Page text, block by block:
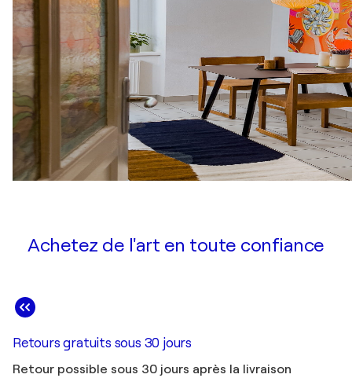
Achetez de l'art en toute confiance
Retours gratuits sous 30 jours
Retour possible sous 30 jours après la livraison